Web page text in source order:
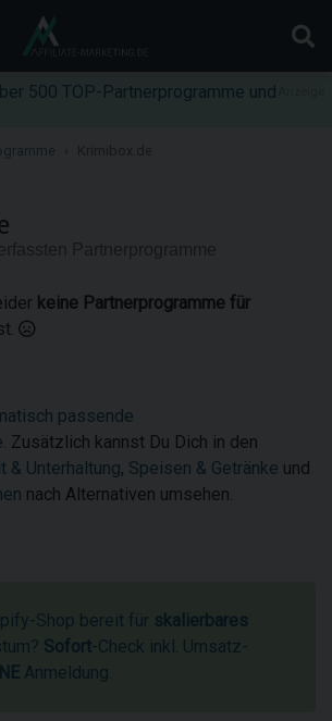
500 TOP-Partnerprogramme und
keine Partnerprogramme für
passende
. Zusätzlich kannst Du Dich in den
& Unterhaltung, Speisen & Getränke und
nach Alternativen umsehen.
Shop bereit für skalierbares
Sofort-Check inkl. Umsatz-
Anmeldung.